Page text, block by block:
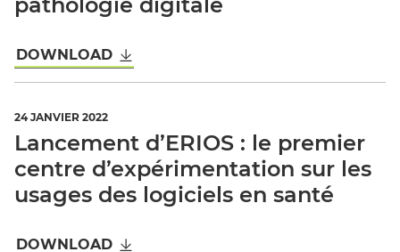
DOWNLOAD
24 JANVIER 2022
Lancement d’ERIOS : le premier
centre d’expérimentation sur les
usages des logiciels en santé
DOWNLOAD